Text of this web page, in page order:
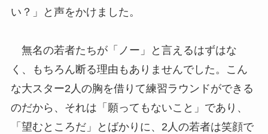
い？」と声をかけました。
無名の若者たちが「ノー」と言えるはずはな
く、もちろん断る理由もありませんでした。こん
な大スター2人の胸を借りて練習ラウンドができる
のだから、それは「願ってもないこと」であり、
「望むところだ」とばかりに、2人の若者は笑顔で